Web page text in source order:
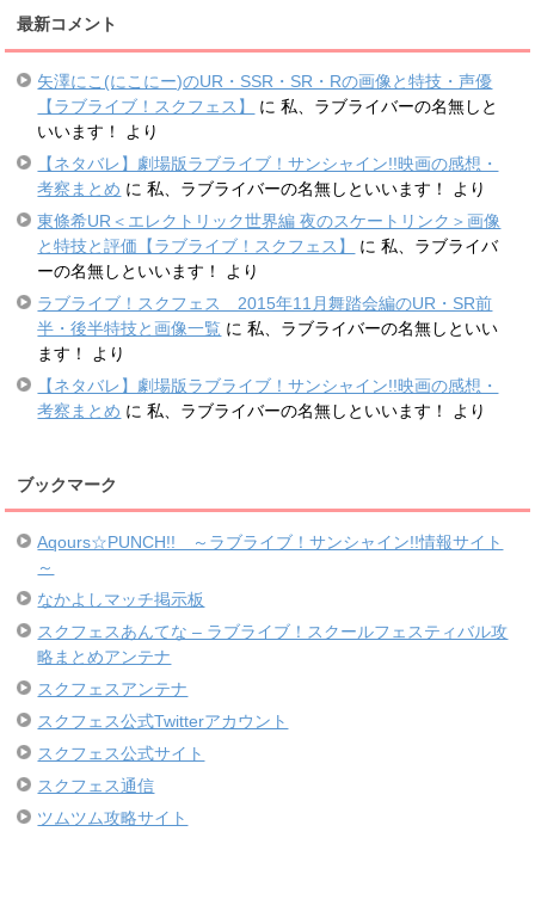
最新コメント
矢澤にこ(にこにー)のUR・SSR・SR・Rの画像と特技・声優
【ラブライブ！スクフェス】
に私、ラブライバーの名無しと
いいます！
より
【ネタバレ】劇場版ラブライブ！サンシャイン!!映画の感想・
考察まとめ に私、ラブライバーの名無しといいます！
より
東條希UR＜エレクトリック世界編 夜のスケートリンク＞画像
と特技と評価【ラブライブ！スクフェス】
に私、ラブライバ
ーの名無しといいます！
より
ラブライブ！スクフェス 2015年11月舞踏会編のUR・SR前
半・後半特技と画像一覧 に私、ラブライバーの名無しといい
ます！
より
【ネタバレ】劇場版ラブライブ！サンシャイン!!映画の感想・
考察まとめ に私、ラブライバーの名無しといいます！ より
ブックマーク
Aqours☆PUNCH!! ～ラブライブ！サンシャイン!!情報サイト
～
なかよしマッチ掲示板
スクフェスあんてな – ラブライブ！スクールフェスティバル攻
略まとめアンテナ
スクフェスアンテナ
スクフェス公式Twitterアカウント
スクフェス公式サイト
スクフェス通信
ツムツム攻略サイト